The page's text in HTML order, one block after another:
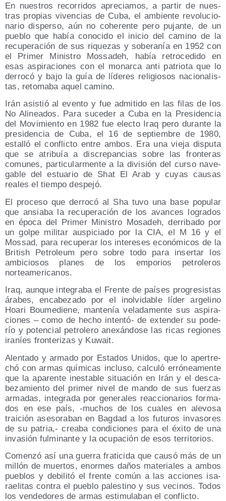
En nues­tros reco­rri­dos apre­cia­mos, a par­tir de nues­
tras pro­pias viven­cias de Cuba, el ambien­te revo­lu­cio­
na­rio dis­per­so, aún no cohe­ren­te pero pujan­te, de un
pue­blo que había cono­ci­do el ini­cio del camino de la
recu­pe­ra­ción de sus rique­zas y sobe­ra­nía en 1952 con
el Pri­mer Minis­tro Mos­sa­deh, había retro­ce­di­do en
esas aspi­ra­cio­nes con el monar­ca anti patrio­ta que lo
derro­có y bajo la guía de líde­res reli­gio­sos nacio­na­lis­
tas, reto­ma­ba aquel camino.
Irán asis­tió al even­to y fue admi­ti­do en las filas de los
No Ali­nea­dos. Para suce­der a Cuba en la Pre­si­den­cia
del Movi­mien­to en 1982 fue elec­to Iraq pero duran­te la
pre­si­den­cia de Cuba, el 16 de sep­tiem­bre de 1980,
esta­lló el con­flic­to entre ambos. Era una vie­ja dispu­ta
que se atri­buía a dis­cre­pan­cias sobre las fron­te­ras
comu­nes, par­ti­cu­lar­men­te a la divi­sión del cur­so nave­
ga­ble del estua­rio de Shat El Arab y cuyas cau­sas
reales el tiem­po despejó.
El pro­ce­so que derro­có al Sha tuvo una base popu­lar
que ansia­ba la recu­pe­ra­ción de los avan­ces logra­dos
en épo­ca del Pri­mer Minis­tro Mosa­deh, derri­ba­do por
un gol­pe mili­tar aus­pi­cia­do por la CIA, el M 16 y el
Mos­sad, para recu­pe­rar los intere­ses eco­nó­mi­cos de la
Bri­tish Petro­leum pero sobre todo para inser­tar los
ambi­cio­sos pla­nes de los empo­rios petro­le­ros
norteamericanos.
Iraq, aun­que inte­gra­ba el Fren­te de paí­ses pro­gre­sis­tas
ára­bes, enca­be­za­do por el inol­vi­da­ble líder arge­lino
Hoa­ri Bou­me­die­ne, man­te­nía vela­da­men­te sus aspi­ra­
cio­nes – como de hecho inten­tó- de exten­der su pode­
río y poten­cial petro­le­ro ane­xán­do­se las ricas regio­nes
ira­níes fron­te­ri­zas y Kuwait.
Alen­ta­do y arma­do por Esta­dos Uni­dos, que lo aper­tre­
chó con armas quí­mi­cas inclu­so, cal­cu­ló erró­nea­men­te
que la apa­ren­te ines­ta­ble situa­ción en Irán y el des­ca­
be­za­mien­to del pri­mer nivel de man­do de sus fuer­zas
arma­das, inte­gra­da por gene­ra­les reac­cio­na­rios for­ma­
dos en ese país, ‑muchos de los cua­les en ale­vo­sa
trai­ción ase­so­ra­ban en Bag­dad a los futu­ros inva­so­res
de su patria,- crea­ba con­di­cio­nes para el éxi­to de una
inva­sión ful­mi­nan­te y la ocu­pa­ción de esos territorios.
Comen­zó así una gue­rra fra­ti­ci­da que cau­só más de un
millón de muer­tos, enor­mes daños mate­ria­les a ambos
pue­blos y debi­li­tó el fren­te común a las accio­nes isa­
rae­li­tas con­tra el pue­blo pales­tino y sus veci­nos. Todos
los ven­de­do­res de armas esti­mu­la­ban el conflicto.